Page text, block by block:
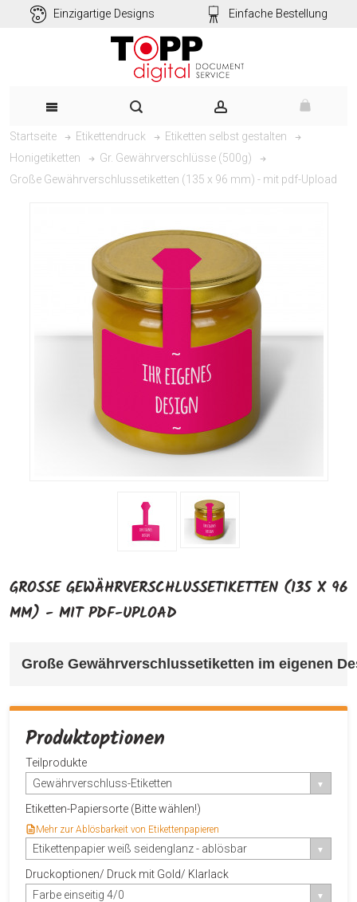
Einzigartige Designs Einfache Bestellung
Startseite Etikettendruck
Etiketten selbst gestalten
Honigetiketten
Gr. Gewährverschlüsse (500g)
Große Gewährverschlussetiketten (135 x 96 mm) - mit pdf-Upload
GROSSE GEWÄHRVERSCHLUSSETIKETTEN (135 X 96 M
M) - MIT PDF-UPLOAD
Große Gewährverschlussetiketten im eigenen
Produktoptionen
Teilprodukte
Gewährverschluss-Etiketten
Etiketten-Papiersorte (Bitte wählen!)
Mehr zur Ablösbarkeit von Etikettenpapieren
Etikettenpapier weiß seidenglanz - ablösbar
Druckoptionen/ Druck mit Gold/ Klarlack
Farbe einseitig 4/0